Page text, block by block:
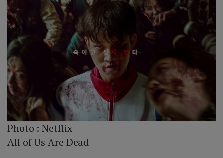
Photo :Netflix
All of Us Are Dead